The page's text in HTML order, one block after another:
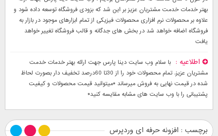
بهتر خدمات خدمت مشتریان عزیز بر این شد که بزودی فروشگاه توسعه داده شود و
علاوه بر محصولات نرم افزاری محصولات فیزیکی از تمام ابزارهای موجود در بازار به
فروشگاه اضافه خواهد شد در بخش های جدگانه و قالب فروشگاه تغییر خواهد
یافت
اطلاعیه
با سلام وب سایت دینا پارس جهت ارائه بهتر خدمات خدمت
مشتریان عزیز. تمام محصولات خود را از 30تا 60درصد تخفیف دار بصورت لحاظ
شده در قیمت نهایی به فروش میرساند *میتوانید قیمت محصولات و کیفیت
پشتیبانی را با وب سایت های مشابه مقایسه کنید*
برچسب : افزونه حرفه ای وردپرس